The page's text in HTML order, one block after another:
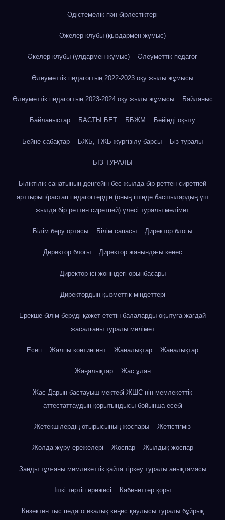
Әдістемелік пән бірлестіктері
Әжелер клубы (қыздармен жұмыс)
Әкелер клубы (ұлдармен жұмыс) Әлеуметтік педагог
Әлеуметтік педагогтың 2022-2023 оқу жылы жұмысы
Әлеуметтік педагогтың 2023-2024 оқу жылы жұмысы Байланыс
Байланыстар БАСТЫ БЕТ ББЖМ Бейінді оқыту
Бейне сабақтар БЖБ, ТЖБ жүргізілу барсы Біз туралы
БІЗ ТУРАЛЫ
Біліктілік санатының деңгейін бес жылда бір реттен сиретпей
арттырып/растап педагогтердің (оның ішінде басшылардың үш
жылда бір реттен сиретпей) үлесі туралы мәлімет
Білім беру ортасы Білім сапасы Директор блогы
Директор блогы Директор жанындағы кеңес
Директор ісі жөніндегі орынбасары
Директордың қызметтік міндеттері
Ерекше білім беруді қажет ететін балаларды оқытуға жағдай
жасалғаны туралы мәлімет
Есеп Жалпы контингент Жаңалықтар Жаңалықтар
Жаңалықтар Жас ұлан
Жас-Дарын бастауыш мектебі ЖШС-нің мемлекеттік
аттестаттаудың қорытындысы бойынша есебі
Жетекшілердің отырысының жоспары Жетістігміз
Жолда жүру ережелері Жоспар Жылдық жоспар
Заңды тұлғаны мемлекеттік қайта тіркеу туралы анықтамасы
Ішкі тәртіп ережесі Кабинеттер қоры
Кезектен тыс педагогикалық кеңес қаулысы туралы бұйрық